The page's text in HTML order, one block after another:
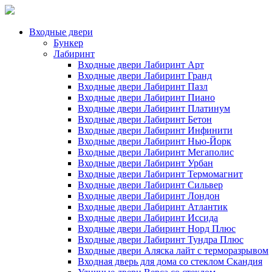
Входные двери
Бункер
Лабиринт
Входные двери Лабиринт Арт
Входные двери Лабиринт Гранд
Входные двери Лабиринт Пазл
Входные двери Лабиринт Пиано
Входные двери Лабиринт Платинум
Входные двери Лабиринт Бетон
Входные двери Лабиринт Инфинити
Входные двери Лабиринт Нью-Йорк
Входные двери Лабиринт Мегаполис
Входные двери Лабиринт Урбан
Входные двери Лабиринт Термомагнит
Входные двери Лабиринт Сильвер
Входные двери Лабиринт Лондон
Входные двери Лабиринт Атлантик
Входные двери Лабиринт Иссида
Входные двери Лабиринт Норд Плюс
Входные двери Лабиринт Тундра Плюс
Входные двери Аляска лайт с терморазрывом
Входная дверь для дома со стеклом Скандия